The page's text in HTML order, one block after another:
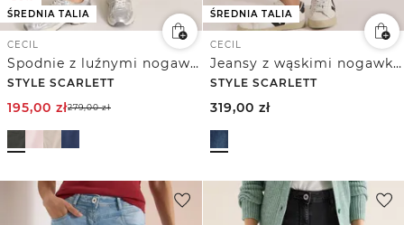
ŚREDNIA TALIA
CECIL
Spodnie z luźnymi nogawkami Mid Waist w stylu Casual Fit
STYLE SCARLETT
195,00 zł279,00zł
ŚREDNIA TALIA
CECIL
Jeansy z wąskimi nogawkami Mid Waist w stylu Casual Fit
STYLE SCARLETT
319,00 zł